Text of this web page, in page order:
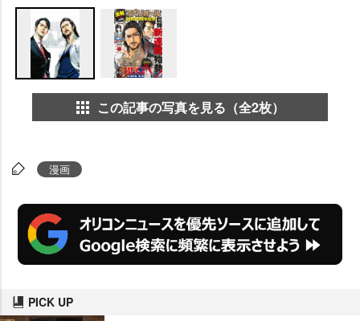
この記事の写真を見る（全2枚）
漫画
PICK UP